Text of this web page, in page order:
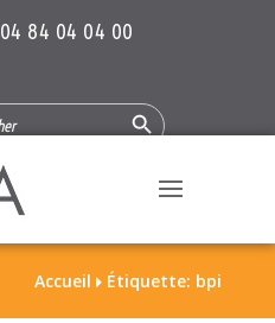
04 84 04 04 00
Search Button
Accueil  Étiquette: bpi